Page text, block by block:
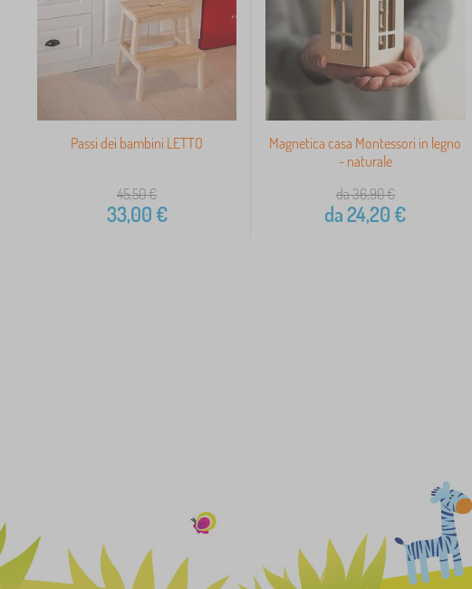
Passi dei bambini LETTO
45,50€
33,00€
Magnetica casa Montessori in legno
- naturale
da 36,90€
da24,20€